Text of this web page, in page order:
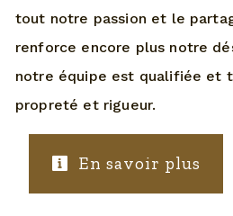
tout notre passion et le
renforce encore plus notre
notre équipe est qualifiée et
propreté et rigueur.
En savoir plus